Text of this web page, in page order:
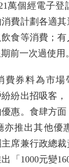
萬個經電子登
費計劃各適
食等消費；
前一次過使用。
費券料為市場
紛出招吸客
惠。食肆方
亦推出其他優
席兼行政總
「1000元變